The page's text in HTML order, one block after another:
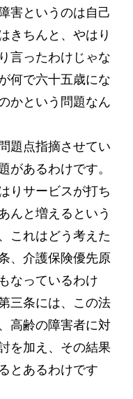
害というのは自己
きちんと、やはり
言ったわけじゃな
何で六十五歳にな
かという問題なん
題点指摘させてい
があるわけです。
りサービスが打ち
んと増えるという
これはどう考えた
、介護保険優先原
なっているわけ
三条には、この法
高齢の障害者に対
を加え、その結果
とあるわけです